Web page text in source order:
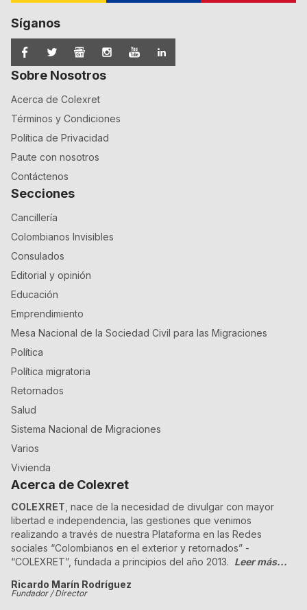
Síganos
Sobre Nosotros
Acerca de Colexret
Términos y Condiciones
Política de Privacidad
Paute con nosotros
Contáctenos
Secciones
Cancillería
Colombianos Invisibles
Consulados
Editorial y opinión
Educación
Emprendimiento
Mesa Nacional de la Sociedad Civil para las Migraciones
Política
Política migratoria
Retornados
Salud
Sistema Nacional de Migraciones
Varios
Vivienda
Acerca de Colexret
COLEXRET , nace de la necesidad de divulgar con mayor
libertad e independencia, las gestiones que venimos
realizando a través de nuestra Plataforma en las Redes
sociales “Colombianos en el exterior y retornados” -
“COLEXRET”, fundada a principios del año 2013. Leer más...
Ricardo Marín Rodríguez
Fundador / Director